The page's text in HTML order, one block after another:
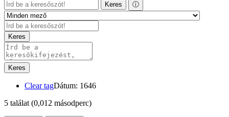
Keres ⓘ
Keres
Keres
Clear tagDátum: 1646
5 találat (0,012 másodperc)